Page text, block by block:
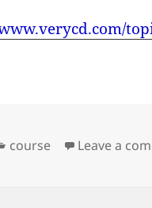
Categories
course Leave a